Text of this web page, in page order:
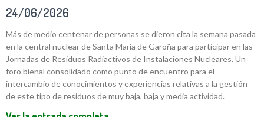
24/06/2026
Más de medio centenar de personas se dieron cita la semana pasada
en la central nuclear de Santa María de Garoña para participar en las
Jornadas de Residuos Radiactivos de Instalaciones Nucleares. Un
foro bienal consolidado como punto de encuentro para el
intercambio de conocimientos y experiencias relativas a la gestión
de este tipo de residuos de muy baja, baja y media actividad.